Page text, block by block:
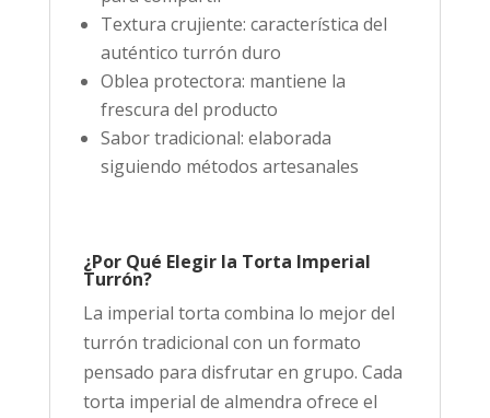
Textura crujiente: característica del
auténtico turrón duro
Oblea protectora: mantiene la
frescura del producto
Sabor tradicional: elaborada
siguiendo métodos artesanales
¿Por Qué Elegir la Torta Imperial
Turrón?
La imperial torta combina lo mejor del
turrón tradicional con un formato
pensado para disfrutar en grupo. Cada
torta imperial de almendra ofrece el